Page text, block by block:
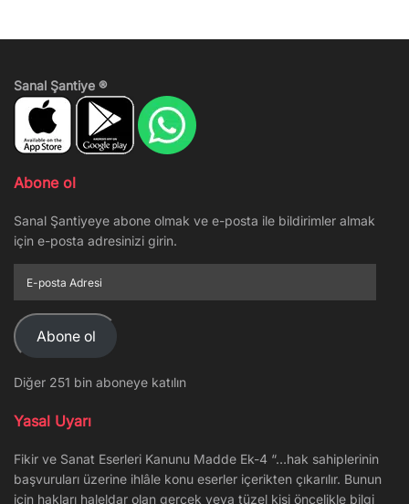
Sanal Şantiye ®
Abone ol
Sanal Şantiyeye abone olmak ve e-posta ile bildirimler almak
için e-posta adresinizi girin.
posta
Adresi
Abone ol
Diğer 251 bin aboneye katılın
Yasal Uyarı
Fikir ve Sanat Eserleri Kanunu Madde Ek-4 “…hak sahiplerinin
başvuruları üzerine ihlâle konu eserler içerikten çıkarılır. Bunun
için hakları haleldar olan gerçek veya tüzel kişi öncelikle bilgi